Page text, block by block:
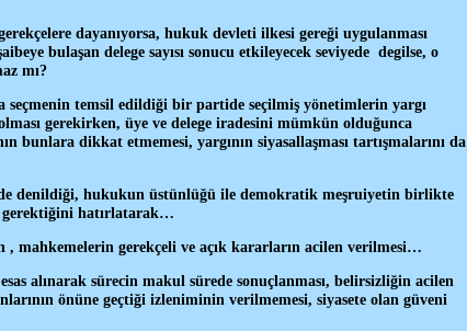
dayanıyorsa, hukuk devleti ilkesi gereği uygulanması
bulaşan delege sayısı sonucu etkileyecek seviyede degilse, o
mı?
seçmenin temsil edildiği bir partide seçilmiş yönetimlerin yargı
gerekirken, üye ve delege iradesini mümkün olduğunca
bunlara dikkat etmemesi, yargının siyasallaşması tartışmalarını da
denildiği, hukukun üstünlüğü ile demokratik meşruiyetin birlikte
gerektiğini hatırlatarak…
, mahkemelerin gerekçeli ve açık kararların acilen verilmesi…
alınarak sürecin makul sürede sonuçlanması, belirsizliğin acilen
önüne geçtiği izleniminin verilmemesi, siyasete olan güveni